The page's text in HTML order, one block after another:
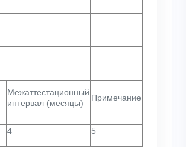
Межаттестационный
интервал (месяцы)
Примечание
4 5